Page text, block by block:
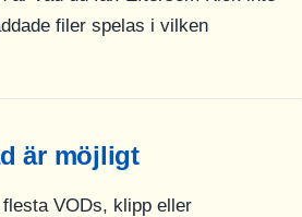
filer spelas i vilken
är möjligt
VODs, klipp eller